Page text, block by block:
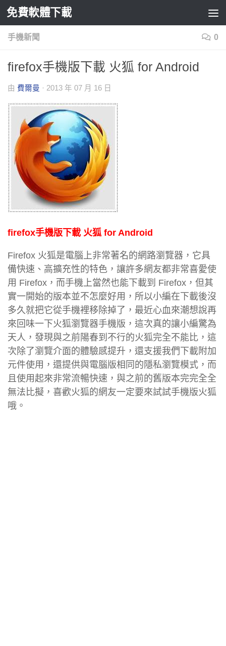
Skip to content
免費軟體下載
手機新聞 0
firefox手機版下載 火狐 for Android
由 費爾曼 · 2013 年 07 月 16 日
firefox手機版下載 火狐 for Android
Firefox 火狐是電腦上非常著名的網路瀏覽器，它具
備快速、高擴充性的特色，讓許多網友都非常喜愛使
用 Firefox，而手機上當然也能下載到 Firefox，但其
實一開始的版本並不怎麼好用，所以小編在下載後沒
多久就把它從手機裡移除掉了，最近心血來潮想說再
來回味一下火狐瀏覽器手機版，這次真的讓小編驚為
天人，發現與之前陽春到不行的火狐完全不能比，這
次除了瀏覽介面的體驗感提升，還支援我們下載附加
元件使用，還提供與電腦版相同的隱私瀏覽模式，而
且使用起來非常流暢快速，與之前的舊版本完完全全
無法比擬，喜歡火狐的網友一定要來試試手機版火狐
哦。